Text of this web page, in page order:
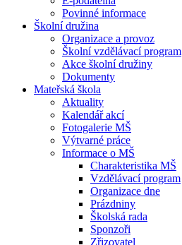
Povinné informace
Školní družina
Organizace a provoz
Školní vzdělávací program
Akce školní družiny
Dokumenty
Mateřská škola
Aktuality
Kalendář akcí
Fotogalerie MŠ
Výtvarné práce
Informace o MŠ
Charakteristika MŠ
Vzdělávací program
Organizace dne
Prázdniny
Školská rada
Sponzoři
Zřizovatel